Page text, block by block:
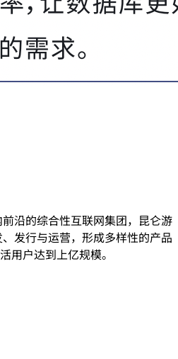
沿的综合性互联网集团，昆仑游
发行与运营，形成多样性的产品
用户达到上亿规模。